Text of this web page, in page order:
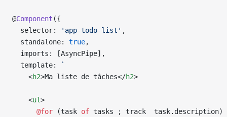
@Component ({
  selector:
'app-todo-list' ,
  standalone:
true,
  imports: [AsyncPipe],
  template:
`
    <
h2>Ma liste de tâches</h2>
    <
ul>
      @for
(task of tasks ; track  task.description)